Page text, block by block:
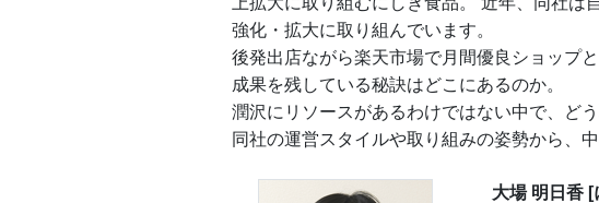
強化・拡大に取り組んでいます。
後発出店ながら楽天市場で月間優良ショップ
成果を残している秘訣はどこにあるのか。
潤沢にリソースがあるわけではない中で、ど
同社の運営スタイルや取り組みの姿勢から、
大場 明日香 [